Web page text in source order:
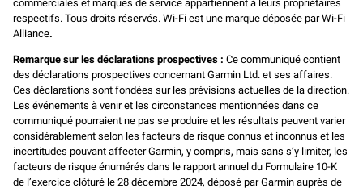
commerciales et marques de service appartiennent à leurs propriétaires
respectifs. Tous droits réservés. Wi-Fi est une marque déposée par Wi-Fi
Alliance.
Remarque sur les déclarations prospectives : Ce communiqué contient
des déclarations prospectives concernant Garmin Ltd. et ses affaires.
Ces déclarations sont fondées sur les prévisions actuelles de la direction.
Les événements à venir et les circonstances mentionnées dans ce
communiqué pourraient ne pas se produire et les résultats peuvent varier
considérablement selon les facteurs de risque connus et inconnus et les
incertitudes pouvant affecter Garmin, y compris, mais sans s’y limiter, les
facteurs de risque énumérés dans le rapport annuel du Formulaire 10-K
de l’exercice clôturé le 28 décembre 2024, déposé par Garmin auprès de